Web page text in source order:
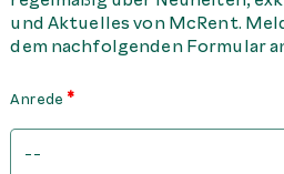
und Aktuelles von McRent.
dem nachfolgenden Formular
Anrede